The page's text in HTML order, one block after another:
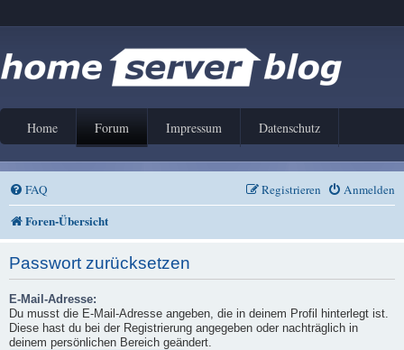
Home Forum Impressum Datenschutz
FAQ Anmelden
Registrieren
Foren-Übersicht
Passwort zurücksetzen
E-Mail-Adresse:
Du musst die E-Mail-Adresse angeben, die in deinem Profil hinterlegt ist.
Diese hast du bei der Registrierung angegeben oder nachträglich in
deinem persönlichen Bereich geändert.